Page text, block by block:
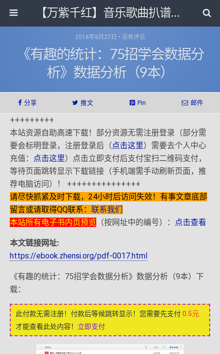
【万紫千红】音乐歌曲扒谱打带和电子书影视剧资源网
2018年8月27日 • 没有评论
《有趣的统计：75招学会数据分
析》数据分析（9本）
分享 推文 Pin 邮件
+++++++++
本站资源自助高速下载！部分资源无需注册登录（部分需
要会标明登录，注册登录后（点击这里）需要去个人中心
充值：
点击这里）点击立即支付后支付宝扫二维码支付，
等待页面跳转显示下载链接（手机端需手动刷新页面，推
荐电脑访问）！ +++++++++++++++
请尽快抓紧及时下载，24小时后访问失效！有事文章底部
留言或请取得QQ联系： 联系我们
本站所有电子书内页预览 （按网址中的编号）： 点击查看
本文链接网址:
https://ebook.zhensi.org/pdf-0017.html
《有趣的统计：75招学会数据分析》数据分析（9本）下
载：
此付款无需注册！付款后等候跳转显示！您需要先支付 0.5元
才能查看此处内容！ 立即支付